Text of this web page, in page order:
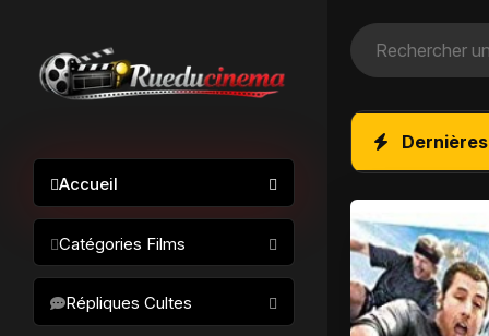
Accueil
Catégories Films
Science-fiction
Répliques Cultes